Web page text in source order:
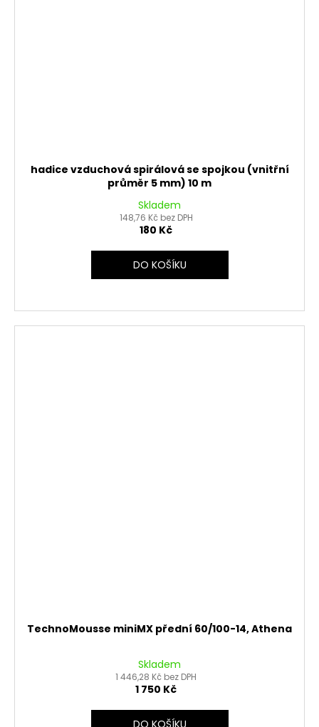
hadice vzduchová spirálová se spojkou (vnitřní
průměr 5 mm) 10 m
Skladem
148,76 Kč bez DPH
180 Kč
DO KOŠÍKU
TechnoMousse miniMX přední 60/100-14, Athena
Skladem
1 446,28 Kč bez DPH
1 750 Kč
DO KOŠÍKU